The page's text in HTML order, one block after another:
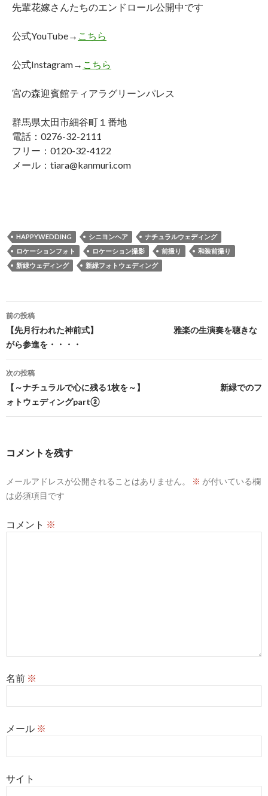
先輩花嫁さんたちのエンドロール公開中です
公式YouTube→ こちら
公式Instagram→ こちら
宮の森迎賓館ティアラグリーンパレス
群馬県太田市細谷町１番地
電話：0276-32-2111
フリー：0120-32-4122
メール：tiara@kanmuri.com
HAPPYWEDDING シニヨンヘア
ナチュラルウェディング
ロケーションフォト
ロケーション撮影 前撮り
和装前撮り
新緑ウェディング
新緑フォトウェディング
投
稿
ナ
ビ
ゲ
ー
ョ
ン
前の投稿
【先月行われた神前式】 雅楽の生演奏を聴きな
がら参進を・・・・
次の投稿
【～ナチュラルで心に残る1枚を～】 新緑でのフ
ォトウェディングpart②
コメントを残す
メールアドレスが公開されることはありません。 ※ が付いている欄
は必須項目です
コメント ※
名前 ※
メール ※
サイト